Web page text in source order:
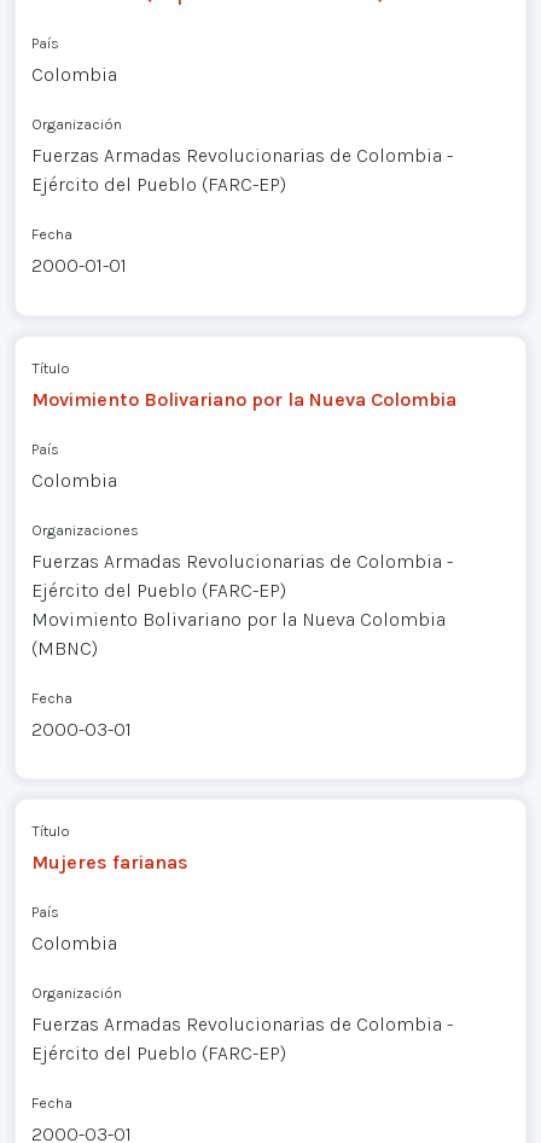
País
Colombia
Organización
Fuerzas Armadas Revolucionarias de Colombia -
Ejército del Pueblo (FARC-EP)
Fecha
2000-01-01
Título
Movimiento Bolivariano por la Nueva Colombia
País
Colombia
Organizaciones
Fuerzas Armadas Revolucionarias de Colombia -
Ejército del Pueblo (FARC-EP)
Movimiento Bolivariano por la Nueva Colombia
(MBNC)
Fecha
2000-03-01
Título
Mujeres farianas
País
Colombia
Organización
Fuerzas Armadas Revolucionarias de Colombia -
Ejército del Pueblo (FARC-EP)
Fecha
2000-03-01